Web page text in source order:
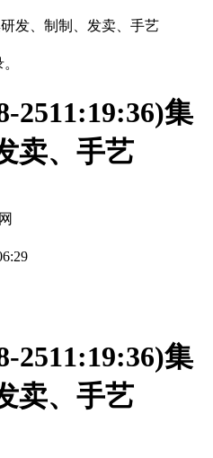
研发、制制、发卖、手艺
2511:19:36)集
卖、手艺
2511:19:36)集
卖、手艺